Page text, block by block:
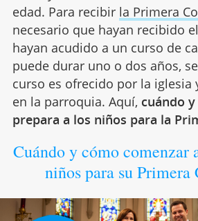
edad. Para recibir la Primera
necesario que hayan recibido
hayan acudido a un curso de
puede durar uno o dos años,
curso es ofrecido por la iglesia
en la parroquia. Aquí, cuándo
prepara a los niños para la
Cuándo y cómo comenzar
niños para su Primera